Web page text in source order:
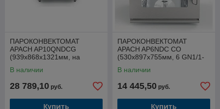
ПАРОКОНВЕКТОМАТ
APACH AP10QNDCG
(939х868х1321мм, на
0,58кВт(эл.)+20кВт газ,
В наличии
28 789,10 руб.
Купить
ПАРОКОНВЕКТОМАТ
APACH AP6NDC CO
(530x897x755мм, 6 GN1/1-
кВт, 380/220В, автомойка)
В наличии
14 445,50 руб.
Купить